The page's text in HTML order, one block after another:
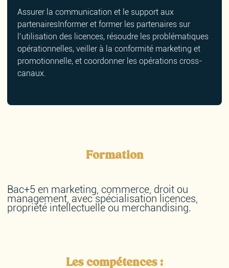
Assurer la communication et le support aux
partenairesInformer et former les partenaires sur
l’utilisation des licences, résoudre les problématiques
opérationnelles, veiller à la conformité marketing et
promotionnelle, et coordonner les opérations cross-
canaux.
Formation
Bac+5 en marketing, commerce, droit ou
management, avec spécialisation licences,
propriété intellectuelle ou merchandising.
Les compétences :